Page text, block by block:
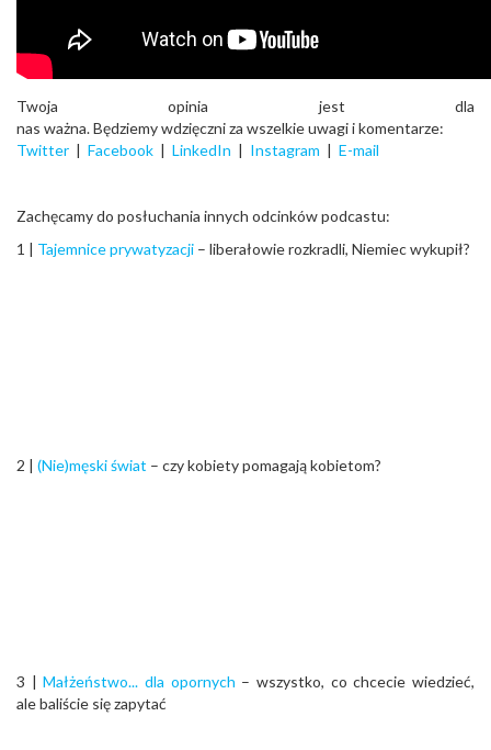
Twoja opinia jest dla
nas ważna. Będziemy wdzięczni za wszelkie uwagi i komentarze:
Twitter | Facebook | LinkedIn | Instagram | E-mail
Zachęcamy do posłuchania innych odcinków podcastu:
1 | Tajemnice prywatyzacji – liberałowie rozkradli, Niemiec wykupił?
2 | (Nie)męski świat – czy kobiety pomagają kobietom?
3 |Małżeństwo... dla opornych – wszystko, co chcecie wiedzieć,
ale baliście się zapytać